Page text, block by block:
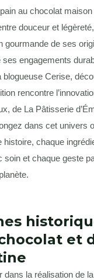
au chocolat
douceur et
gourmande de ses
ses engagements
blogueuse Cerise,
rencontre
de La Pâtisserie
dans cet univers
histoire, chaque
soin et chaque geste
et
dans la réalisation de